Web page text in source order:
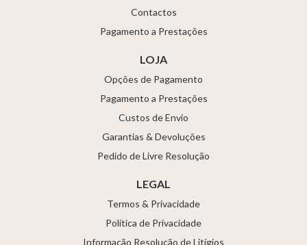
Contactos
Pagamento a Prestações
LOJA
Opções de Pagamento
Pagamento a Prestações
Custos de Envio
Garantias & Devoluções
Pedido de Livre Resolução
LEGAL
Termos & Privacidade
Política de Privacidade
Informação Resolução de Litígios